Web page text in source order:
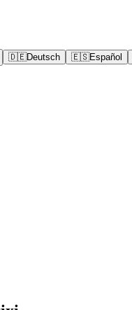
🇩🇪Deutsch 🇪🇸Español